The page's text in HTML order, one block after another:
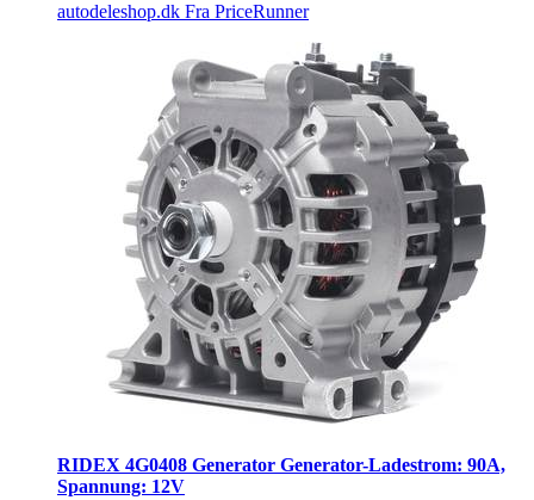
autodeleshop.dk Fra PriceRunner
RIDEX 4G0408 Generator Generator-Ladestrom: 90A,
Spannung: 12V